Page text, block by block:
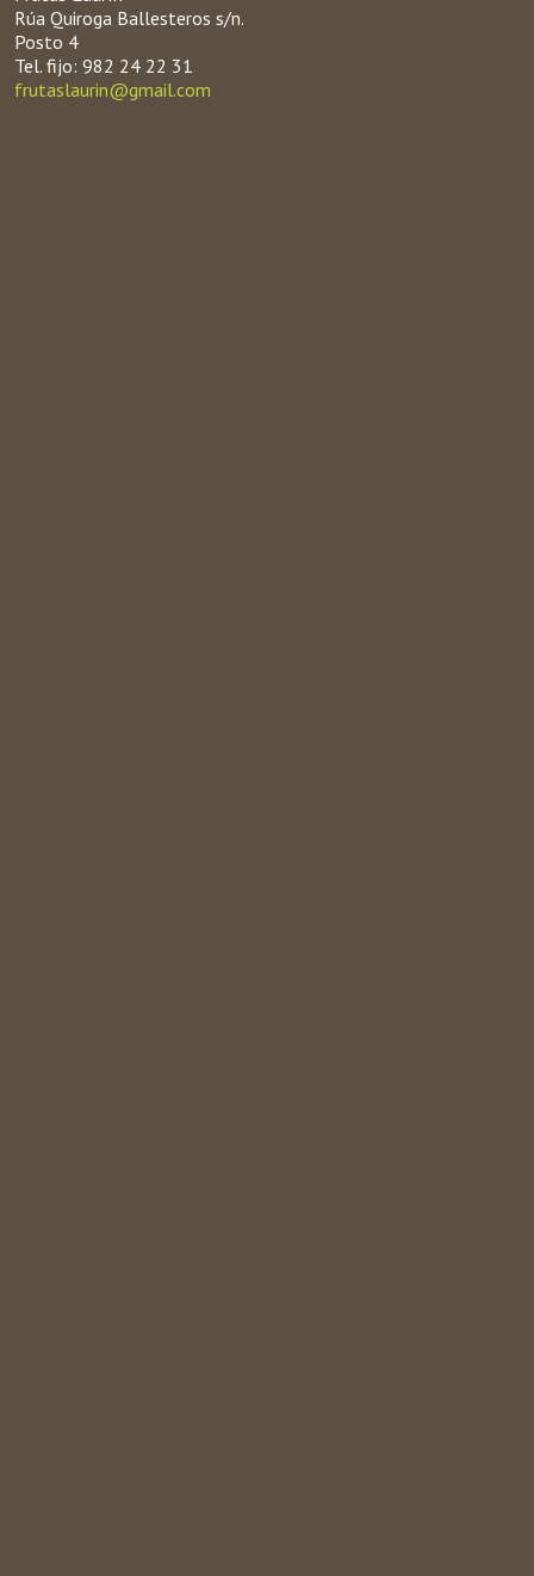
Rúa Quiroga Ballesteros s/n.
Posto 4
Tel. fijo: 982 24 22 31
frutaslaurin@gmail.com